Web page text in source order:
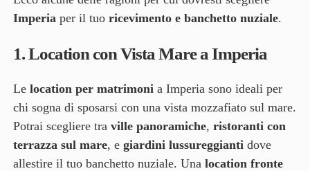
Imperiaper il tuo ricevimento e banchetto nuziale.
1.Location con Vista Mare a Imperia
Le location per matrimonia Imperia sono ideali per
chi sogna di sposarsi con una vista mozzafiato sul mare.
Potrai scegliere tra ville panoramiche, ristoranti con
terrazza sul mare, e giardini lussureggiantidove
allestire il tuo banchetto nuziale. Una location fronte